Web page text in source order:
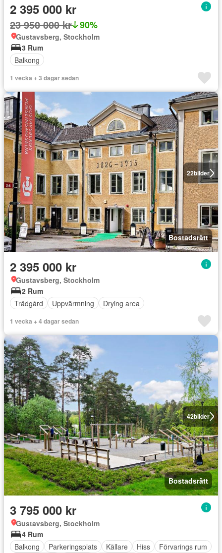
2 395 000 kr
23 950 000 kr 90%
Gustavsberg, Stockholm
3 Rum
Balkong
1 vecka + 3 dagar sedan
22bilder
Bostadsrätt
2 395 000 kr
Gustavsberg, Stockholm
2 Rum
Trädgård
Uppvärmning Drying area
1 vecka + 4 dagar sedan
42bilder
Bostadsrätt
3 795 000 kr
Gustavsberg, Stockholm
4 Rum
Balkong
Parkeringsplats Källare Hiss
Förvarings rum